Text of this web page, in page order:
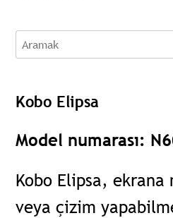
Aramak
Kobo Elipsa
Model numarası:
Kobo Elipsa,
veya çizim